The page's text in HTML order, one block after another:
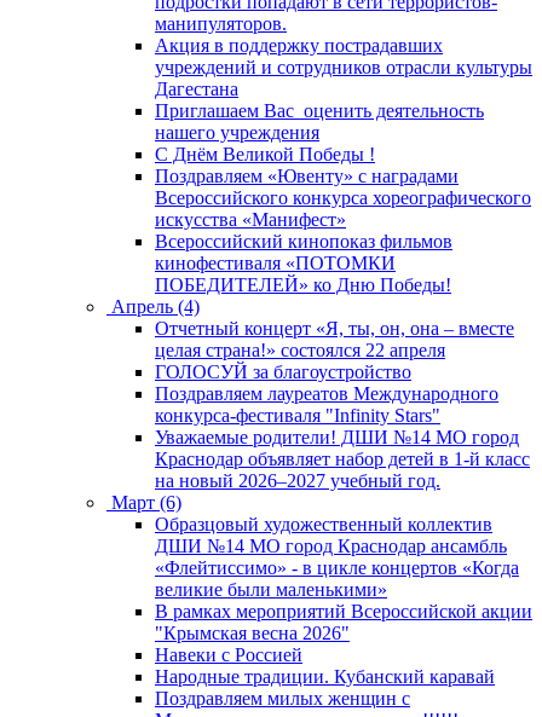
манипуляторов.
Акция в поддержку пострадавших
учреждений и сотрудников отрасли культуры
Дагестана
Приглашаем Вас оценить деятельность
нашего учреждения
C Днём Великой Победы !
Поздравляем «Ювенту» с наградами
Всероссийского конкурса хореографического
искусства «Манифест»
Всероссийский кинопоказ фильмов
кинофестиваля «ПОТОМКИ
ПОБЕДИТЕЛЕЙ» ко Дню Победы!
Апрель (4)
Отчетный концерт «Я, ты, он, она – вместе
целая страна!» состоялся 22 апреля
ГОЛОСУЙ за благоустройство
Поздравляем лауреатов Международного
конкурса-фестиваля "Infinity Stars"
Уважаемые родители! ДШИ №14 МО город
Краснодар объявляет набор детей в 1-й класс
на новый 2026–2027 учебный год.
Март (6)
Образцовый художественный коллектив
ДШИ №14 МО город Краснодар ансамбль
«Флейтиссимо» - в цикле концертов «Когда
великие были маленькими»
В рамках мероприятий Всероссийской акции
"Крымская весна 2026"
Навеки с Россией
Народные традиции. Кубанский каравай
Поздравляем милых женщин с